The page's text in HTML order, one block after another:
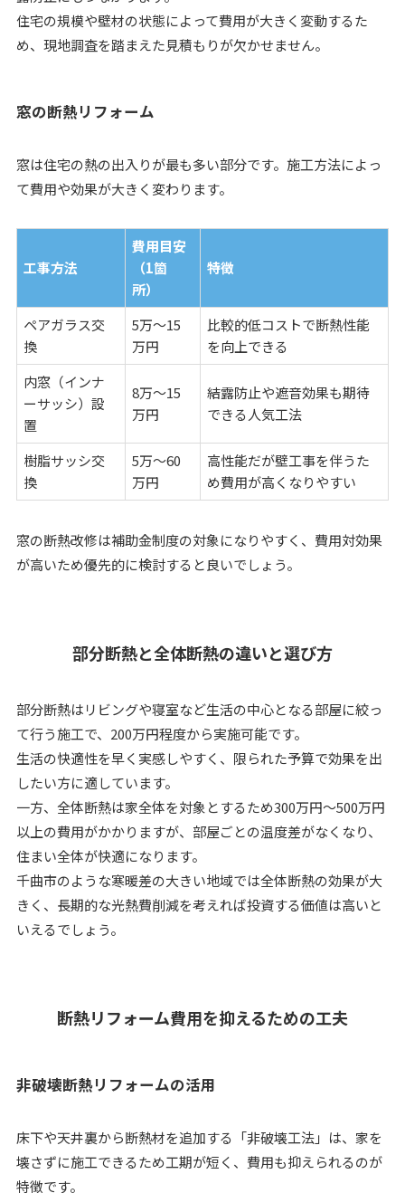
住宅の規模や壁材の状態によって費用が大きく変動するた
め、現地調査を踏まえた見積もりが欠かせません。
窓の断熱リフォーム
窓は住宅の熱の出入りが最も多い部分です。施工方法によっ
て費用や効果が大きく変わります。
工事方法
費用目安
（1箇
所）
特徴
ペアガラス交
換
5万～15
万円
比較的低コストで断熱性能
を向上できる
内窓（インナ
ーサッシ）設
置
8万～15
万円
結露防止や遮音効果も期待
できる人気工法
樹脂サッシ交
換
5万～60
万円
高性能だが壁工事を伴うた
め費用が高くなりやすい
窓の断熱改修は補助金制度の対象になりやすく、費用対効果
が高いため優先的に検討すると良いでしょう。
部分断熱と全体断熱の違いと選び方
部分断熱はリビングや寝室など生活の中心となる部屋に絞っ
て行う施工で、200万円程度から実施可能です。
生活の快適性を早く実感しやすく、限られた予算で効果を出
したい方に適しています。
一方、全体断熱は家全体を対象とするため300万円～500万円
以上の費用がかかりますが、部屋ごとの温度差がなくなり、
住まい全体が快適になります。
千曲市のような寒暖差の大きい地域では全体断熱の効果が大
きく、長期的な光熱費削減を考えれば投資する価値は高いと
いえるでしょう。
断熱リフォーム費用を抑えるための工夫
非破壊断熱リフォームの活用
床下や天井裏から断熱材を追加する「非破壊工法」は、家を
壊さずに施工できるため工期が短く、費用も抑えられるのが
特徴です。